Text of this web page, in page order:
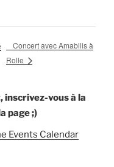
Concert avec Amabilis à
Rolle
inscrivez-vous à la
page ;)
Events Calendar